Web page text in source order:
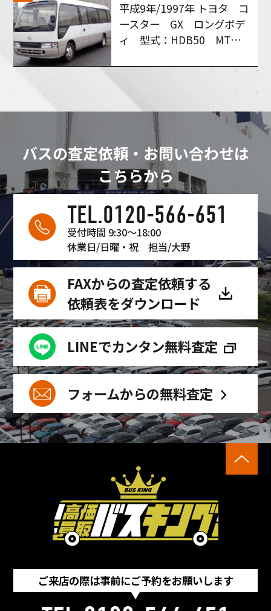
平成9年/1997年 トヨタ コ
ースター GX ロングボデ
ィ 型式：HDB50 MT６
した！
バスの査定依頼・お問い合わせは
こちらから
TEL.0120-566-651
受付時間 9:30〜18:00
休業日/日曜・祝 担当/大野
FAXからの査定依頼する
依頼表をダウンロード
LINEでカンタン無料査定
フォームからの無料査定
ご来店の際は事前にご予約をお願いします